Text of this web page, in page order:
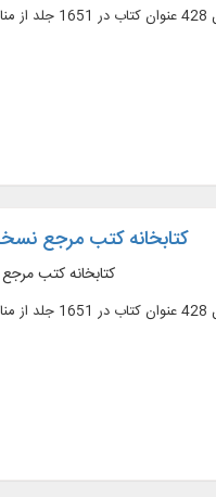
کتابخانه کتب مرجع نسخه 2 به همراه
کتابخانه کتب مرجع نسخه 2